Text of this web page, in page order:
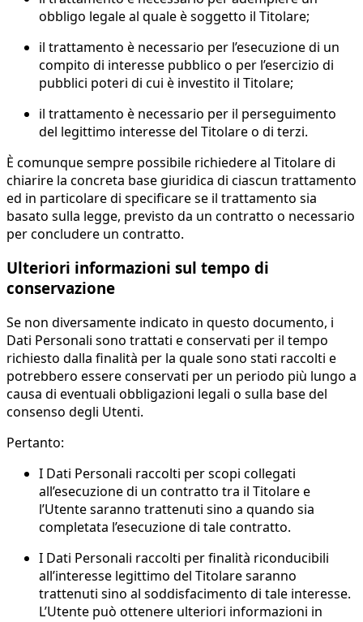
obbligo legale al quale è soggetto il Titolare;
il trattamento è necessario per l’esecuzione di un
compito di interesse pubblico o per l’esercizio di
pubblici poteri di cui è investito il Titolare;
il trattamento è necessario per il perseguimento
del legittimo interesse del Titolare o di terzi.
È comunque sempre possibile richiedere al Titolare di
chiarire la concreta base giuridica di ciascun trattamento
ed in particolare di specificare se il trattamento sia
basato sulla legge, previsto da un contratto o necessario
per concludere un contratto.
Ulteriori informazioni sul tempo di
conservazione
Se non diversamente indicato in questo documento, i
Dati Personali sono trattati e conservati per il tempo
richiesto dalla finalità per la quale sono stati raccolti e
potrebbero essere conservati per un periodo più lungo a
causa di eventuali obbligazioni legali o sulla base del
consenso degli Utenti.
Pertanto:
I Dati Personali raccolti per scopi collegati
all’esecuzione di un contratto tra il Titolare e
l’Utente saranno trattenuti sino a quando sia
completata l’esecuzione di tale contratto.
I Dati Personali raccolti per finalità riconducibili
all’interesse legittimo del Titolare saranno
trattenuti sino al soddisfacimento di tale interesse.
L’Utente può ottenere ulteriori informazioni in